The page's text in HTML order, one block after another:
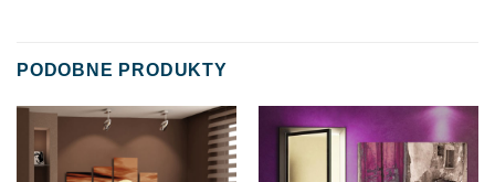
PODOBNE PRODUKTY